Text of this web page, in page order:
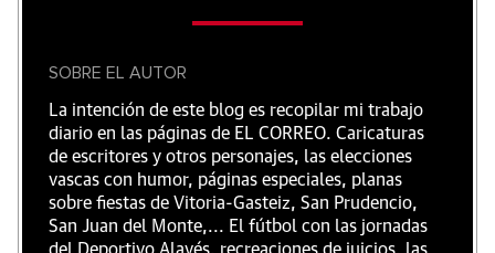
SOBRE EL AUTOR
La intención de este blog es recopilar mi trabajo
diario en las páginas de EL CORREO. Caricaturas
de escritores y otros personajes, las elecciones
vascas con humor, páginas especiales, planas
sobre fiestas de Vitoria-Gasteiz, San Prudencio,
San Juan del Monte,... El fútbol con las jornadas